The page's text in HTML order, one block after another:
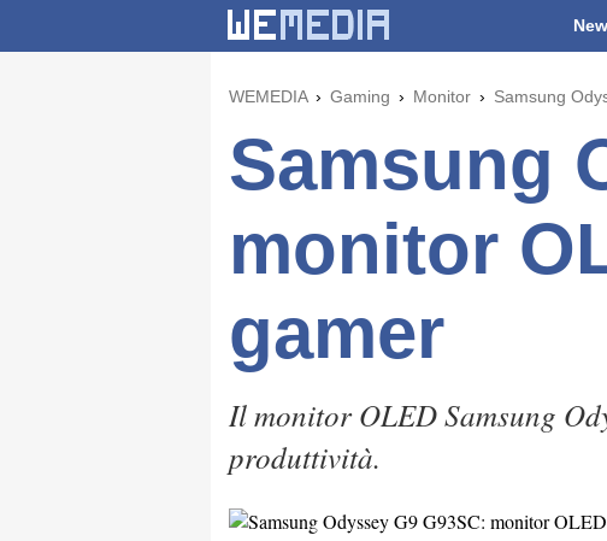
WEMEDIA Gaming Monitor Samsung
Samsung
monitor
gamer
Il monitor OLED Samsung
produttività.